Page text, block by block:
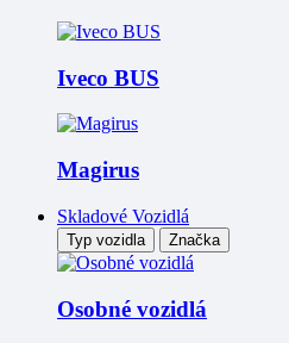
Iveco BUS
Magirus
Skladové Vozidlá
Typ vozidla Značka
Osobné vozidlá